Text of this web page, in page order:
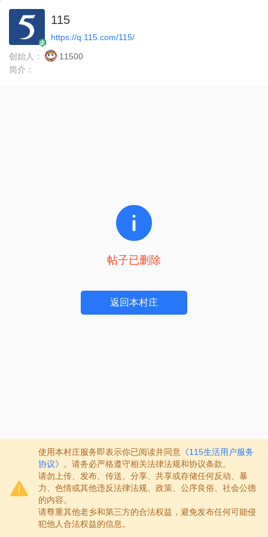
115
https://q.115.com/115/
创始人：
11500
简介：
帖子已删除
返回本村庄
使用本村庄服务即表示你已阅读并同意 《115生活用户服务
协议》
。请务必严格遵守相关法律法规和协议条款。
请勿上传、发布、传送、分享、共享或存储任何反动、暴
力、色情或其他违反法律法规、政策、公序良俗、社会公德
的内容。
请尊重其他老乡和第三方的合法权益，避免发布任何可能侵
犯他人合法权益的信息。